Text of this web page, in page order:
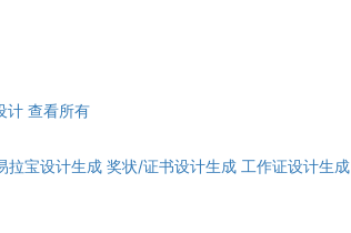
计 查看所有
拉宝设计生成 奖状/证书设计生成 工作证设计生成